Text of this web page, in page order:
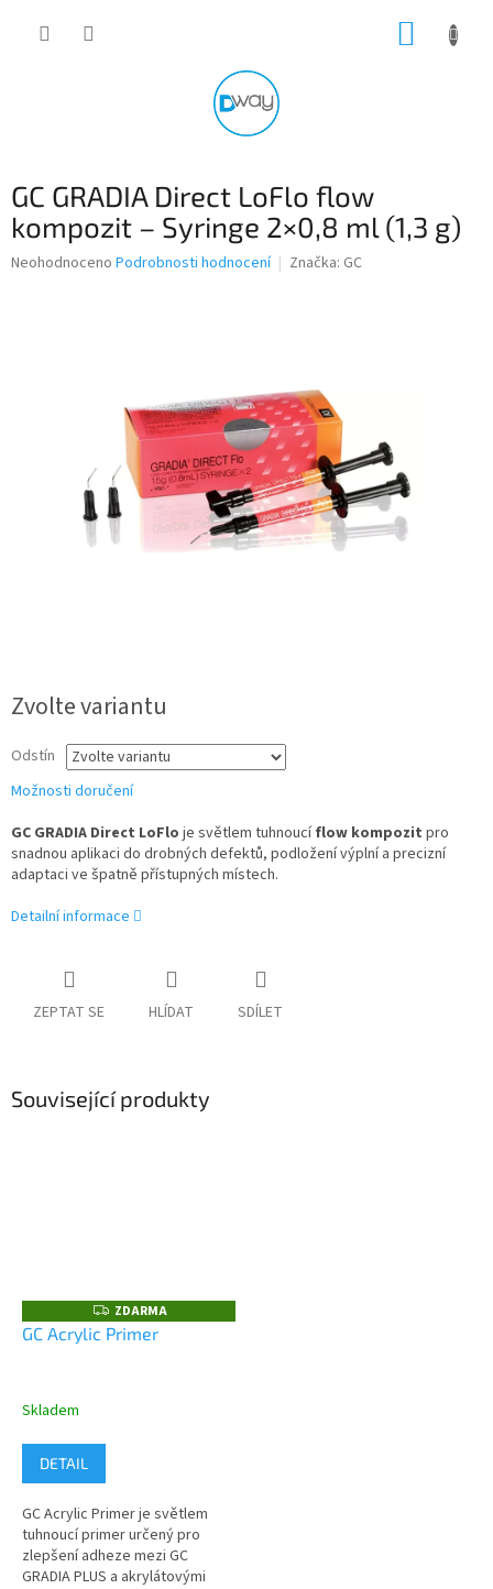
GC GRADIA Direct LoFlo flow
kompozit – Syringe 2×0,8 ml (1,3 g)
Průměrné
Neohodnoceno Podrobnosti hodnocení Značka: GC
Zvolte variantu
Odstín
Možnosti doručení
GC GRADIA Direct LoFlo je světlem tuhnoucíflow kompozit pro
snadnou aplikaci do drobných defektů, podložení výplní a precizní
adaptaci ve špatně přístupných místech.
Detailní informace
ZEPTAT SE HLÍDAT SDÍLET
Související produkty
Z
D
A
ZDARMA
GC Acrylic Primer
Skladem
DETAIL
GC Acrylic Primer je světlem
tuhnoucí primer určený pro
zlepšení adheze mezi GC
GRADIA PLUS a akrylátovými